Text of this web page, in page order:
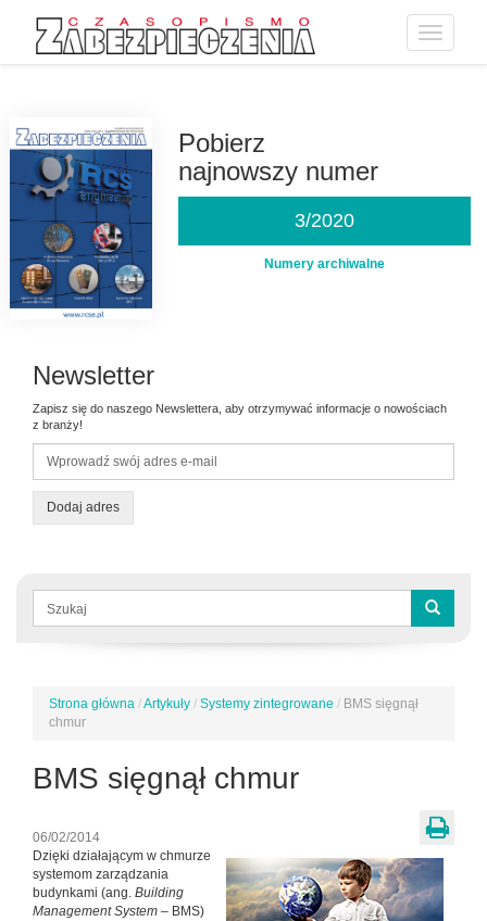
Toggle
Pobierz
najnowszy numer
3/2020
Numery archiwalne
Newsletter
Zapisz się do naszego Newslettera, aby otrzymywać informacje o nowościach
z branży!
Dodaj adres
Formularz
wyszukiwania
Jesteś
tutaj
Strona główna /Artykuły / Systemy zintegrowane / BMS sięgnął
chmur
BMS sięgnął chmur
06/02/2014
Dzięki działającym w chmurze
systemom zarządzania
budynkami (ang. Building
Management System – BMS)